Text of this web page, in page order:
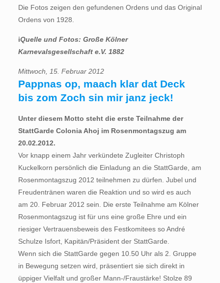
Die Fotos zeigen den gefundenen Ordens und das Original
Ordens von 1928.
iQuelle und Fotos: Große Kölner
Karnevalsgesellschaft e.V. 1882
Mittwoch, 15. Februar 2012
Pappnas op, maach klar dat Deck 
bis zom Zoch sin mir janz jeck!
Unter diesem Motto steht die erste Teilnahme der
StattGarde Colonia Ahoj im Rosenmontagszug am
20.02.2012.
Vor knapp einem Jahr verkündete Zugleiter Christoph
Kuckelkorn persönlich die Einladung an die StattGarde, am
Rosenmontagszug 2012 teilnehmen zu dürfen. Jubel und
Freudentränen waren die Reaktion und so wird es auch
am 20. Februar 2012 sein. Die erste Teilnahme am Kölner
Rosenmontagszug ist für uns eine große Ehre und ein
riesiger Vertrauensbeweis des Festkomitees so André
Schulze Isfort, Kapitän/Präsident der StattGarde.
Wenn sich die StattGarde gegen 10.50 Uhr als 2. Gruppe
in Bewegung setzen wird, präsentiert sie sich direkt in
üppiger Vielfalt und großer Mann-/Fraustärke! Stolze 89